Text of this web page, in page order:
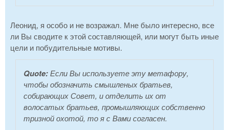
Леонид, я особо и не возражал. Мне было интересно, все
ли Вы сводите к этой составляющей, или могут быть иные
цели и побудительные мотивы.
Quote:Если Вы используете эту метафору,
чтобы обозначить смышленых братьев,
собирающих Совет, и отделить их от
волосатых братьев, промышляющих собственно
тризной охотой, то я с Вами согласен.